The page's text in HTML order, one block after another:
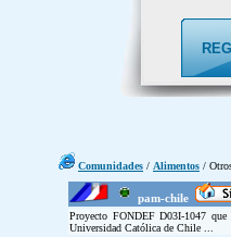
Comunidades / Alimentos /
pam-chile
Proyecto FONDEF D03I-1047
Universidad Católica de Chile ...